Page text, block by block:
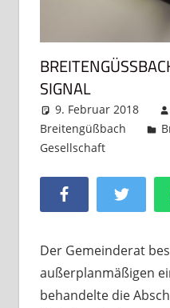
IGNAL
9. Februar 2018
Breitengüßbach
Gesellschaft
Facebook Twitter
Der Gemeinderat
außerplanmäßigen
behandelte die